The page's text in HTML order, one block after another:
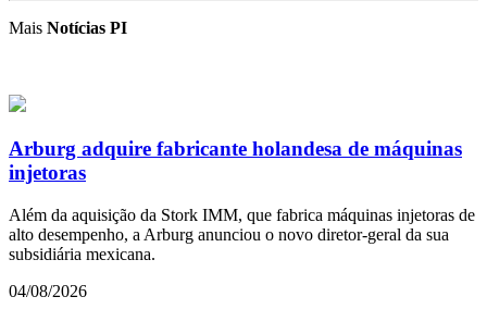
Mais Notícias PI
Arburg adquire fabricante holandesa de máquinas
injetoras
Além da aquisição da Stork IMM, que fabrica máquinas injetoras de
alto desempenho, a Arburg anunciou o novo diretor-geral da sua
subsidiária mexicana.
04/08/2026